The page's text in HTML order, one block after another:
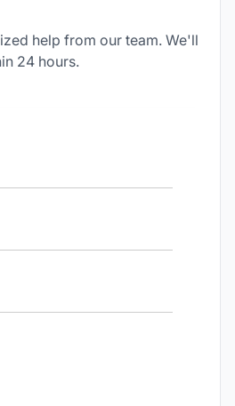
help from our team. We'll
24 hours.